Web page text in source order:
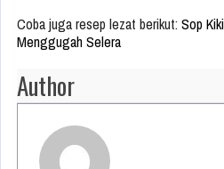
Coba juga resep lezat berikut: Sop
Menggugah Selera
Author